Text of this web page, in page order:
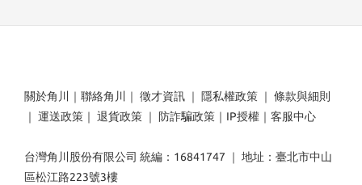
關於角川 ｜ 聯絡角川 ｜ 徵才資訊 ｜ 隱私權政策 ｜ 條款與細則
｜ 運送政策 ｜ 退貨政策 ｜ 防詐騙政策 ｜ IP授權 ｜ 客服中心
台灣角川股份有限公司 統編：16841747 ｜ 地址：臺北市中山
區松江路223號3樓